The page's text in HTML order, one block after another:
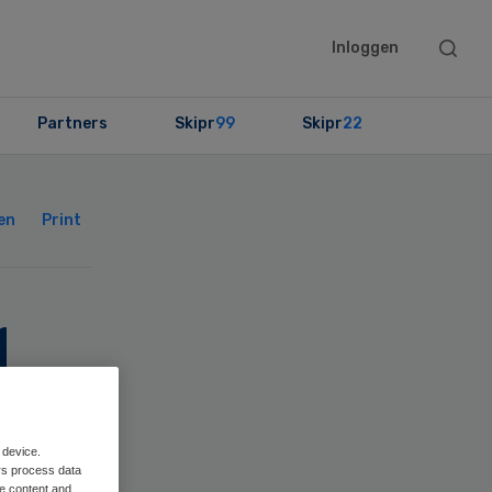
Inloggen
Search
Partners Skipr99 Skipr22
Print
process data
content and